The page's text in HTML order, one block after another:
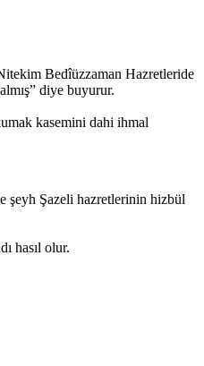
Bedîüzzaman Hazretleride
diye buyurur.
kasemini dahi ihmal
şeyh Şazeli hazretlerinin hizbül
hasıl olur.